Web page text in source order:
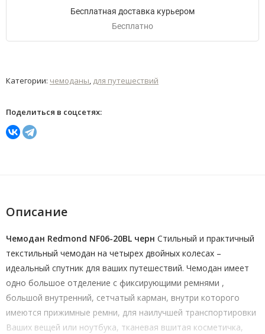
Бесплатная доставка курьером
Бесплатно
Категории: чемоданы, для путешествий
Поделиться в соцсетях:
Описание
Чемодан Redmond NF06-20BL черн Стильный и практичный
текстильный чемодан на четырех двойных колесах –
идеальный спутник для ваших путешествий. Чемодан имеет
одно большое отделение с фиксирующими ремнями ,
большой внутренний, сетчатый карман, внутри которого
имеются прижимные ремни, для наилучшей транспортировки
Ваших вещей или ноутбука, тканевая вшитая косметичка,